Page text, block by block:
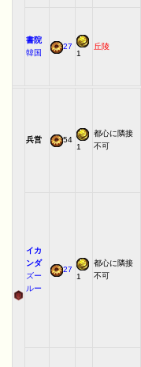
書院
韓国
27
1
丘陵
兵営 54
1
都心に隣接
不可
イカ
ンダ
ズー
ルー
27
1
都心に隣接
不可